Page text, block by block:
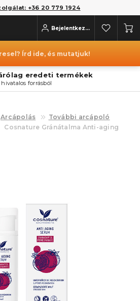
+36 20 779 1924
Bejelentkezés
Írd ide, és mutatjuk!
eredeti termékek
hivatalos forrásból
Arcápolás
További arcápoló
Cosnature Gránátalma Anti-aging